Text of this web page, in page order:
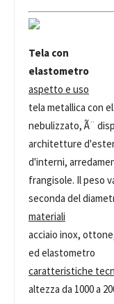
Tela con
elastometro
aspetto e uso
tela metallica con
nebulizzato, Ã¨
architetture
d'interni,
frangisole. Il peso
seconda del
materiali
acciaio inox,
ed elastometro
caratteristiche
altezza da 1000 a